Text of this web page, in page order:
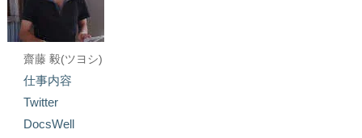
齋藤 毅(ツヨシ)
仕事内容
Twitter
DocsWell